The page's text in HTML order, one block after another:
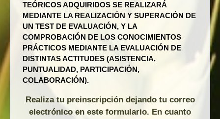
TEÓRICOS ADQUIRIDOS SE REALIZARÁ
MEDIANTE LA REALIZACIÓN Y SUPERACIÓN DE
UN TEST DE EVALUACIÓN, Y LA
COMPROBACIÓN DE LOS CONOCIMIENTOS
PRÁCTICOS MEDIANTE LA EVALUACIÓN DE
DISTINTAS ACTITUDES (ASISTENCIA,
PUNTUALIDAD, PARTICIPACIÓN,
COLABORACIÓN).
Realiza tu preinscripción dejando tu correo
electrónico en este formulario. En cuanto